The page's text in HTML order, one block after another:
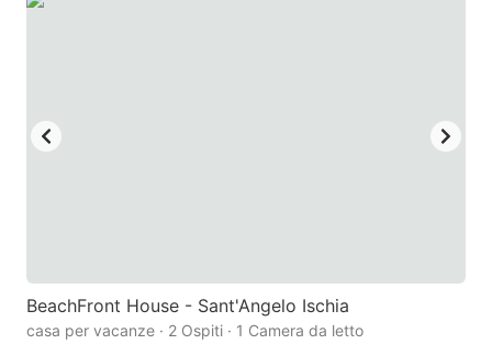
BeachFront House - Sant'Angelo Ischia
casa per vacanze · 2 Ospiti · 1 Camera da letto